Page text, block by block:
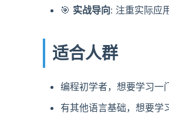
🎯 实战导向: 注重实际应
适合人群
编程初学者，想要学习一
有其他语言基础，想要学